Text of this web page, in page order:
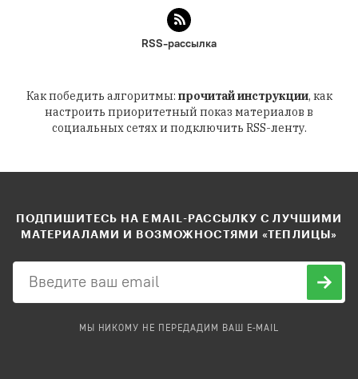
RSS-рассылка
Как победить алгоритмы: прочитай инструкции, как
настроить приоритетный показ материалов в
социальных сетях и подключить RSS-ленту.
ПОДПИШИТЕСЬ НА EMAIL-РАССЫЛКУ С ЛУЧШИМИ
МАТЕРИАЛАМИ И ВОЗМОЖНОСТЯМИ «ТЕПЛИЦЫ»
МЫ НИКОМУ НЕ ПЕРЕДАДИМ ВАШ E-MAIL